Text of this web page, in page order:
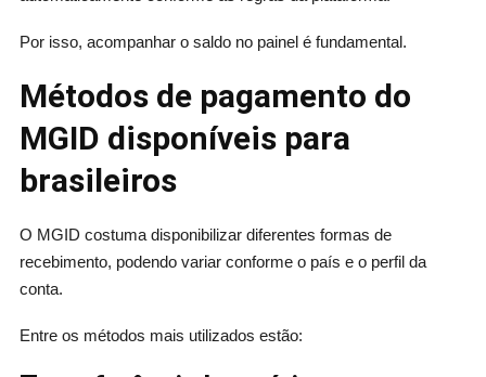
Por isso, acompanhar o saldo no painel é fundamental.
Métodos de pagamento do
MGID disponíveis para
brasileiros
O MGID costuma disponibilizar diferentes formas de
recebimento, podendo variar conforme o país e o perfil da
conta.
Entre os métodos mais utilizados estão: